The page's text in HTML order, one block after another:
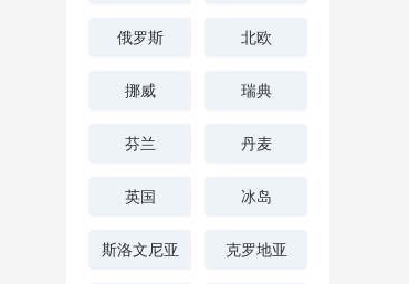
俄罗斯 北欧
挪威 瑞典
芬兰 丹麦
英国 冰岛
斯洛文尼亚 克罗地亚